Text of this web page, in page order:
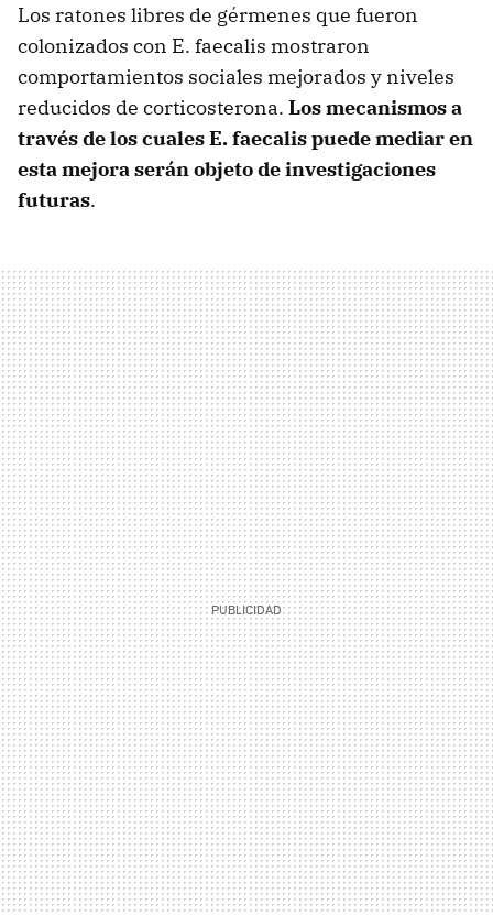
Los ratones libres de gérmenes que fueron
colonizados con E. faecalis mostraron
comportamientos sociales mejorados y niveles
reducidos de corticosterona. Los mecanismos a
través de los cuales E. faecalis puede mediar en
esta mejora serán objeto de investigaciones
futuras.